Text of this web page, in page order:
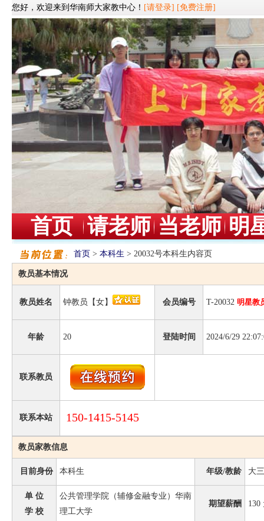
您好，欢迎来到华南师大家教中心！ [请登录] [免费注册]
首页 请老师 当老师 明
首页 > 本科生 > 20032号本科生内容页
教员基本情况
教员姓名 钟教员【女】 会员编号 T-20032 明星教
年龄 20 登陆时间 2024/6/29
联系教员
联系本站 150-1415-5145
教员家教信息
目前身份 本科生 年级/教龄 大三
单 位
学 校
公共管理学院（辅修金融专业）华南
理工大学
期望薪酬 130